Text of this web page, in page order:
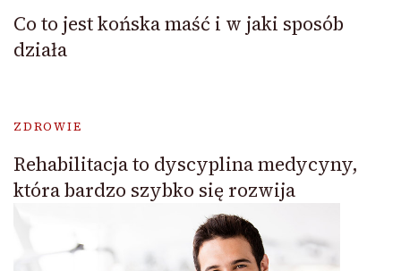
Co to jest końska maść i w jaki sposób
działa
ZDROWIE
Rehabilitacja to dyscyplina medycyny,
która bardzo szybko się rozwija